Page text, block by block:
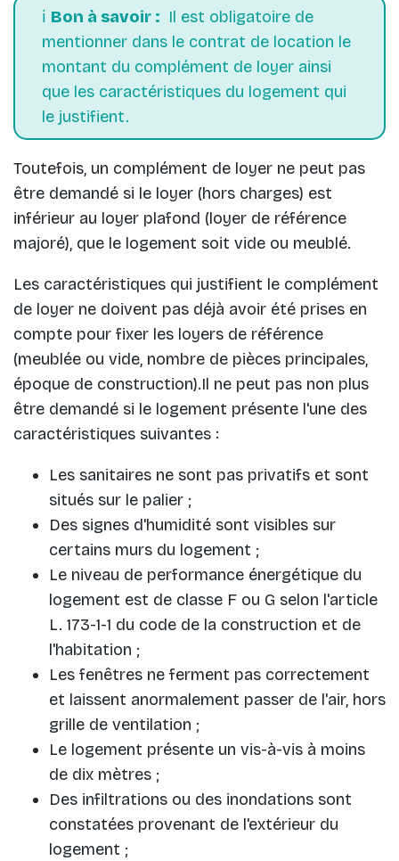
ℹ️ Bon à savoir : Il est obligatoire de
mentionner dans le contrat de location le
montant du complément de loyer ainsi
que les caractéristiques du logement qui
le justifient.
Toutefois, un complément de loyer ne peut pas
être demandé si le loyer (hors charges) est
inférieur au loyer plafond (loyer de référence
majoré), que le logement soit vide ou meublé.
Les caractéristiques qui justifient le complément
de loyer ne doivent pas déjà avoir été prises en
compte pour fixer les loyers de référence
(meublée ou vide, nombre de pièces principales,
époque de construction).Il ne peut pas non plus
être demandé si le logement présente l'une des
caractéristiques suivantes :
Les sanitaires ne sont pas privatifs et sont
situés sur le palier ;
Des signes d'humidité sont visibles sur
certains murs du logement ;
Le niveau de performance énergétique du
logement est de classe F ou G selon l'article
L. 173-1-1 du code de la construction et de
l'habitation ;
Les fenêtres ne ferment pas correctement
et laissent anormalement passer de l'air, hors
grille de ventilation ;
Le logement présente un vis-à-vis à moins
de dix mètres ;
Des infiltrations ou des inondations sont
constatées provenant de l'extérieur du
logement ;